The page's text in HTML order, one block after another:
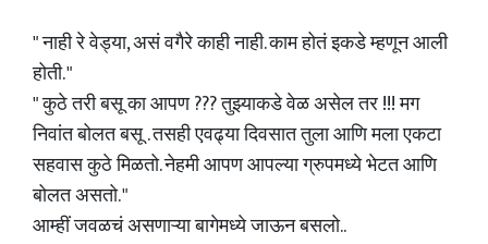
" नाही रे वेड्या, असं वगैरे काही नाही. काम होतं इकडे म्हणून आली
होती. "
" कुठे तरी बसू का आपण ??? तुझ्याकडे वेळ असेल तर !!! मग
निवांत बोलत बसू . तसही एवढ्या दिवसात तुला आणि मला एकटा
सहवास कुठे मिळतो. नेहमी आपण आपल्या ग्रुपमध्ये भेटत आणि
बोलत असतो. "
आम्हीं जवळचं असणाऱ्या बागेमध्ये जाऊन बसलो..